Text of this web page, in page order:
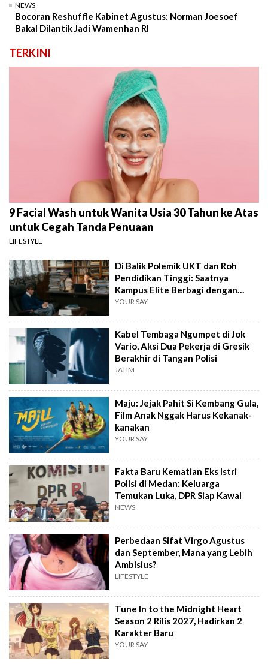
NEWS
Bocoran Reshuffle Kabinet Agustus: Norman Joesoef
Bakal Dilantik Jadi Wamenhan RI
TERKINI
9 Facial Wash untuk Wanita Usia 30 Tahun ke Atas
untuk Cegah Tanda Penuaan
LIFESTYLE
Di Balik Polemik UKT dan Roh
Pendidikan Tinggi: Saatnya
Kampus Elite Berbagi dengan
Kampus Daerah
YOUR SAY
Kabel Tembaga Ngumpet di Jok
Vario, Aksi Dua Pekerja di Gresik
Berakhir di Tangan Polisi
JATIM
Maju: Jejak Pahit Si Kembang Gula,
Film Anak Nggak Harus Kekanak-
kanakan
YOUR SAY
Fakta Baru Kematian Eks Istri
Polisi di Medan: Keluarga
Temukan Luka, DPR Siap Kawal
NEWS
Perbedaan Sifat Virgo Agustus
dan September, Mana yang Lebih
Ambisius?
LIFESTYLE
Tune In to the Midnight Heart
Season 2 Rilis 2027, Hadirkan 2
Karakter Baru
YOUR SAY